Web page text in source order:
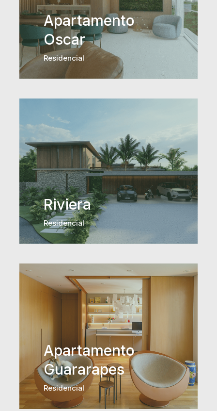
Apartamento
Oscar
Residencial
Riviera
Residencial
Apartamento
Guararapes
Residencial